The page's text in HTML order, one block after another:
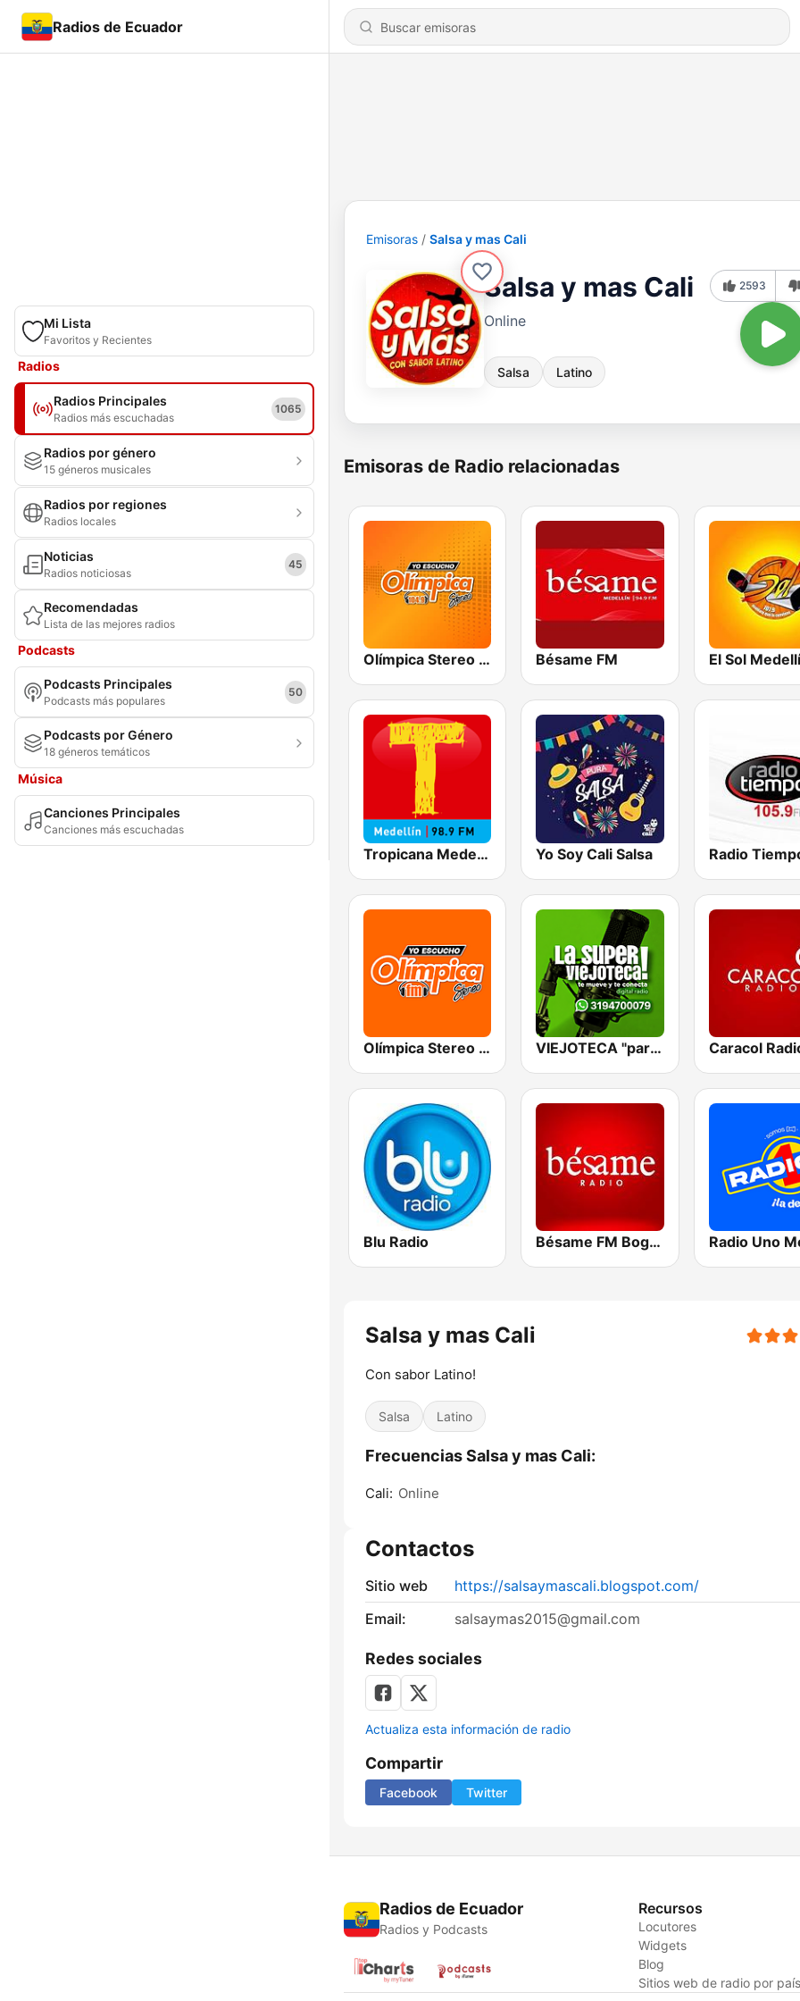
Radios de Ecuador
Mi Lista
Favoritos y Recientes
Radios
Radios Principales
Radios más escuchadas
1065
Radios por género
15 géneros musicales
Radios por regiones
Radios locales
Noticias
Radios noticiosas
45
Recomendadas
Lista de las mejores radios
Podcasts
Podcasts Principales
Podcasts más populares
50
Podcasts por Género
18 géneros temáticos
Música
Canciones Principales
Canciones más escuchadas
Emisoras Salsa y mas Cali
Salsa y mas Cali
Online
Salsa Latino
2593
Emisoras de Radio relacionadas
Olímpica Stereo - Medellín 104.9 FM Bésame FM El Sol
Tropicana Medellín Yo Soy Cali Salsa
Olímpica Stereo Cali 104.5 FM VIEJOTECA "para Beber y Gozar" Caracol
Blu Radio Bésame FM Bogotá
Salsa y mas Cali
Con sabor Latino!
Salsa Latino
Frecuencias Salsa y mas Cali:
Cali: Online
Contactos
Sitio web
https://salsaymascali.blogspot.com/
Email:
salsaymas2015@gmail.com
Redes sociales
Actualiza esta información de radio
Compartir
Facebook Twitter
Radios de Ecuador
Radios y Podcasts
Recursos
Locutores
Widgets
Blog
Sitios web de radio por país